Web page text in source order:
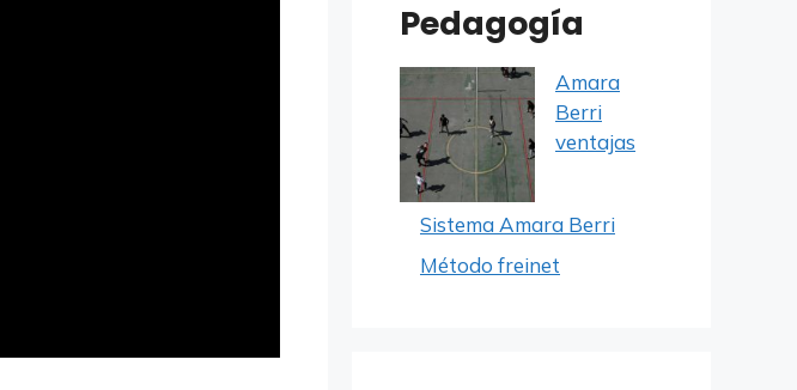
Pedagogía
Amara
Berri
ventajas
Sistema Amara Berri
Método freinet